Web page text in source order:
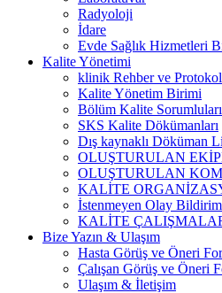
Radyoloji
İdare
Evde Sağlık Hizmetleri
Kalite Yönetimi
klinik Rehber ve
Kalite Yönetim Birimi
Bölüm Kalite Sorumluları
SKS Kalite Dökümanları
Dış kaynaklı Döküman
OLUŞTURULAN
OLUŞTURULAN
KALİTE
İstenmeyen Olay
KALİTE
Bize Yazın & Ulaşım
Hasta Görüş ve Öneri
Çalışan Görüş ve Öneri
Ulaşım & İletişim